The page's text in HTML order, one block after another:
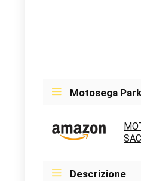
Motosega
Descrizione